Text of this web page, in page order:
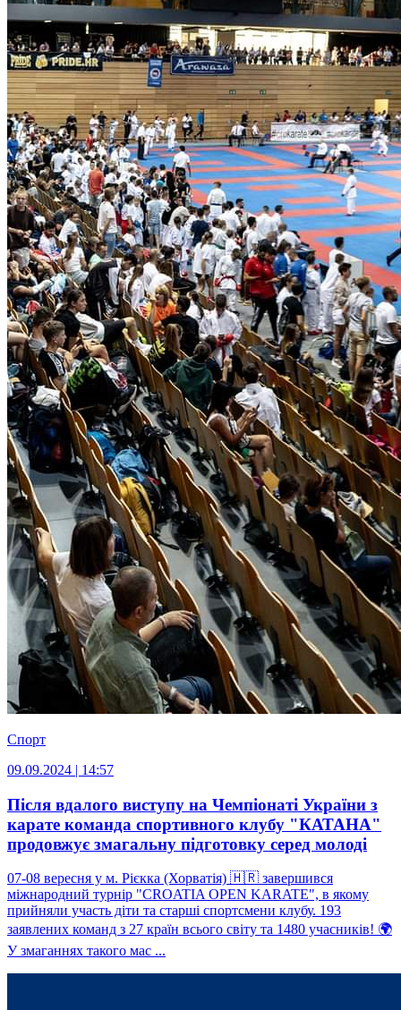
Спорт
09.09.2024 | 14:57
Після вдалого виступу на Чемпіонаті України з
карате команда спортивного клубу "КАТАНА"
продовжує змагальну підготовку серед молоді
07-08 вересня у м. Рієкка (Хорватія) 🇭🇷 завершився
міжнародний турнір "CROATIA OPEN KARATE", в якому
прийняли участь діти та старші спортсмени клубу. 193
заявлених команд з 27 країн всього світу та 1480 учасників! 🌍
У змаганнях такого мас ...